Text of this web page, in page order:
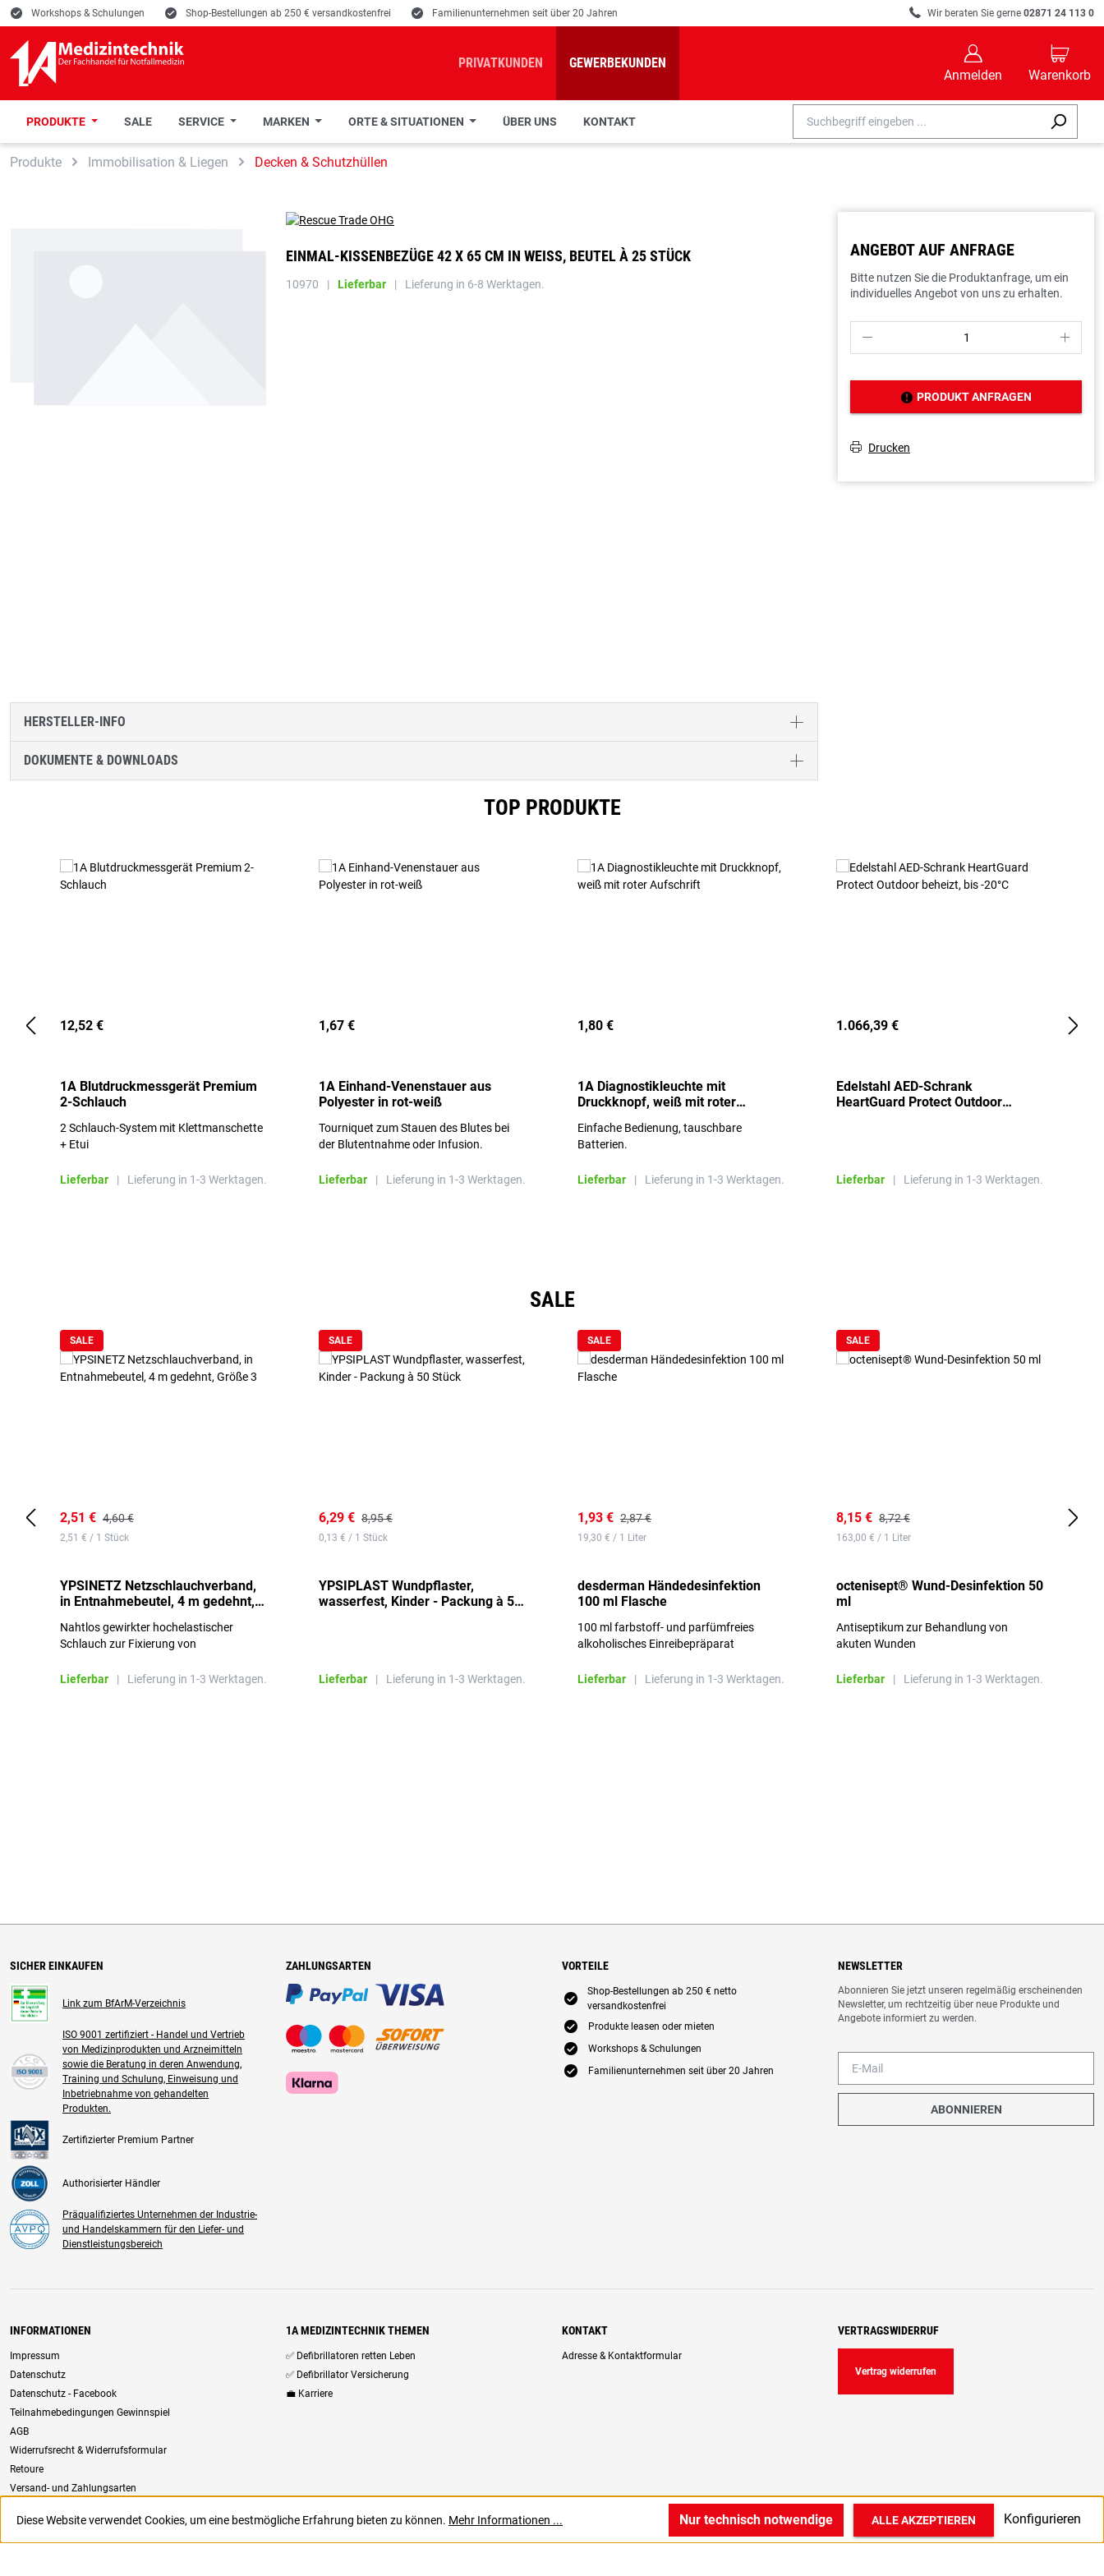
Zur Suche springen
Zur Hauptnavigation springen
E Workshops & Schulungen E Shop-Bestellungen ab 250 € versandkostenfrei E Familienunternehmen seit über 20 Jahren R Wir beraten Sie gerne 02871 24 113 0
PRIVATKUNDEN GEWERBEKUNDEN
B
Anmelden
C
Warenkorb
PRODUKTE SALE SERVICE MARKEN ORTE & SITUATIONEN ÜBER UNS KONTAKT
Produkte Immobilisation & Liegen Decken & Schutzhüllen
EINMAL-KISSENBEZÜGE 42 X 65 CM IN WEISS, BEUTEL À 25 STÜCK
10970 | Lieferbar | Lieferung in 6-8 Werktagen.
HERSTELLER-INFO
DOKUMENTE & DOWNLOADS
ANGEBOT AUF ANFRAGE
Bitte nutzen Sie die Produktanfrage, um ein
individuelles Angebot von uns zu erhalten.
P S
J PRODUKT ANFRAGEN
T Drucken
TOP PRODUKTE
12,52 €
1A Blutdruckmessgerät Premium
2-Schlauch
2 Schlauch-System mit Klettmanschette
+ Etui
Lieferbar | Lieferung in 1-3 Werktagen.
1,67 €
1A Einhand-Venenstauer aus
Polyester in rot-weiß
Tourniquet zum Stauen des Blutes bei
der Blutentnahme oder Infusion.
Lieferbar | Lieferung in 1-3 Werktagen.
1,80 €
1A Diagnostikleuchte mit
Druckknopf, weiß mit roter
Einfache Bedienung, tauschbare
Batterien.
Lieferbar | Lieferung in 1-3 Werktagen.
1.066,39 €
Edelstahl AED-Schrank
HeartGuard Protect Outdoor
Lieferbar | Lieferung in 1-3 Werktagen.
SALE
SALE
2,51 € 4,60 €
2,51 € / 1 Stück
YPSINETZ Netzschlauchverband,
in Entnahmebeutel, 4 m gedehnt,
Nahtlos gewirkter hochelastischer
Schlauch zur Fixierung von
Lieferbar
| Lieferung in 1-3 Werktagen.
SALE
6,29 € 8,95 €
0,13 € / 1 Stück
YPSIPLAST Wundpflaster,
wasserfest, Kinder - Packung à 50
Lieferbar | Lieferung in 1-3 Werktagen.
SALE
1,93 € 2,87 €
19,30 € / 1 Liter
desderman Händedesinfektion
100 ml Flasche
100 ml farbstoff- und parfümfreies
alkoholisches Einreibepräparat
Lieferbar | Lieferung in 1-3 Werktagen.
SALE
8,15 € 8,72 €
163,00 € / 1 Liter
octenisept® Wund-Desinfektion 50
ml
Antiseptikum zur Behandlung von
akuten Wunden
Lieferbar | Lieferung in 1-3 Werktagen.
SICHER EINKAUFEN
Link zum BfArM-Verzeichnis
ISO 9001 zertifiziert - Handel und Vertrieb
von Medizinprodukten und Arzneimitteln
sowie die Beratung in deren Anwendung,
Training und Schulung, Einweisung und
Inbetriebnahme von gehandelten
Produkten.
Zertifizierter Premium Partner
Authorisierter Händler
Präqualifiziertes Unternehmen der Industrie-
und Handelskammern für den Liefer- und
Dienstleistungsbereich
ZAHLUNGSARTEN VORTEILE
E
Shop-Bestellungen ab 250 € netto
versandkostenfrei
E Produkte leasen oder mieten
E Workshops & Schulungen
E Familienunternehmen seit über 20 Jahren
NEWSLETTER
Abonnieren Sie jetzt unseren regelmäßig erscheinenden
Newsletter, um rechtzeitig über neue Produkte und
Angebote informiert zu werden.
ABONNIEREN
INFORMATIONEN
Impressum
Datenschutz
Datenschutz - Facebook
Teilnahmebedingungen Gewinnspiel
AGB
Widerrufsrecht & Widerrufsformular
Retoure
Versand- und Zahlungsarten
1A MEDIZINTECHNIK THEMEN
✅ Defibrillatoren retten Leben
✅ Defibrillator Versicherung
💼 Karriere
KONTAKT
Adresse & Kontaktformular
VERTRAGSWIDERRUF
Vertrag widerrufen
Diese Website verwendet Cookies, um eine bestmögliche Erfahrung bieten zu können. Mehr Informationen ... Nur technisch notwendige Konfigurieren
ALLE AKZEPTIEREN